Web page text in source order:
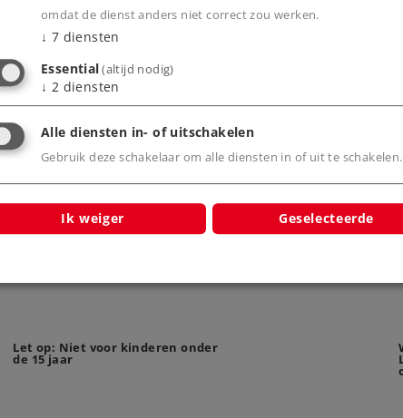
Let op: Niet voor kinderen onder
de 15 jaar
omdat de dienst anders niet correct zou werken.
↓ 7 diensten
Essential(altijd nodig)
↓ 2 diensten
Alle diensten in- of uitschakelen
Gebruik deze schakelaar om alle diensten in of uit te schakelen.
Ik weiger Geselecteerde